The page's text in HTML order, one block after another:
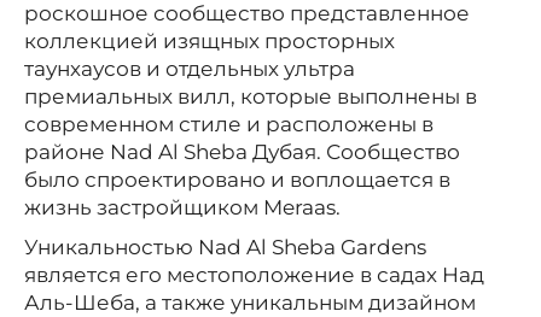
роскошное сообщество представленное
коллекцией изящных просторных
таунхаусов и отдельных ультра
премиальных вилл, которые выполнены в
современном стиле и расположены в
районе Nad Al Sheba Дубая. Сообщество
было спроектировано и воплощается в
жизнь застройщиком Meraas.
Уникальностью Nad Al Sheba Gardens
является его местоположение в садах Над
Аль-Шеба, а также уникальным дизайном